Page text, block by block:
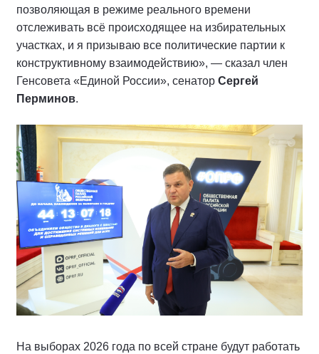
позволяющая в режиме реального времени
отслеживать всё происходящее на избирательных
участках, и я призываю все политические партии к
конструктивному взаимодействию», — сказал член
Генсовета «Единой России», сенатор Сергей
Перминов.
На выборах 2026 года по всей стране будут работать